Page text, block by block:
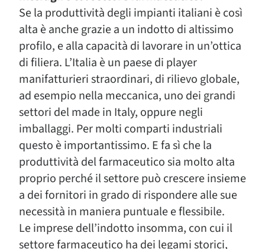
Se la produttività degli impianti italiani è così
alta è anche grazie a un indotto di altissimo
profilo, e alla capacità di lavorare in un’ottica
di filiera. L’Italia è un paese di player
manifatturieri straordinari, di rilievo globale,
ad esempio nella meccanica, uno dei grandi
settori del made in Italy, oppure negli
imballaggi. Per molti comparti industriali
questo è importantissimo. E fa sì che la
produttività del farmaceutico sia molto alta
proprio perché il settore può crescere insieme
a dei fornitori in grado di rispondere alle sue
necessità in maniera puntuale e flessibile.
Le imprese dell’indotto insomma, con cui il
settore farmaceutico ha dei legami storici,